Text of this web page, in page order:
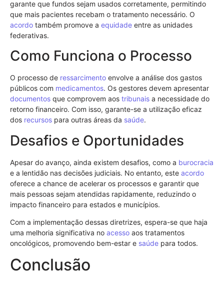
garante que fundos sejam usados corretamente, permitindo
que mais pacientes recebam o tratamento necessário. O
acordo também promove a equidade entre as unidades
federativas.
Como Funciona o Processo
O processo de ressarcimento envolve a análise dos gastos
públicos com medicamentos. Os gestores devem apresentar
documentos que comprovem aos tribunais a necessidade do
retorno financeiro. Com isso, garante-se a utilização eficaz
dos recursos para outras áreas da saúde.
Desafios e Oportunidades
Apesar do avanço, ainda existem desafios, como a burocracia
e a lentidão nas decisões judiciais. No entanto, este acordo
oferece a chance de acelerar os processos e garantir que
mais pessoas sejam atendidas rapidamente, reduzindo o
impacto financeiro para estados e municípios.
Com a implementação dessas diretrizes, espera-se que haja
uma melhoria significativa no acesso aos tratamentos
oncológicos, promovendo bem-estar e saúde para todos.
Conclusão